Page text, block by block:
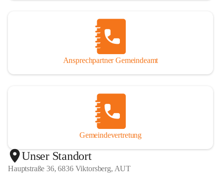
Ansprechpartner Gemeindeamt
Gemeindevertretung
Unser Standort
Hauptstraße 36, 6836 Viktorsberg, AUT